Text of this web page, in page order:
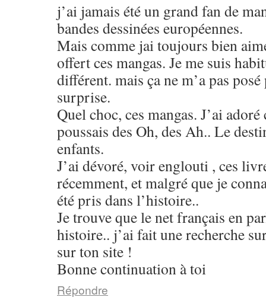
j’ai jamais été un grand fan de
bandes dessinées européennes.
Mais comme jai toujours bien
offert ces mangas. Je me suis
différent. mais ça ne m’a pas
surprise.
Quel choc, ces mangas. J’ai
poussais des Oh, des Ah.. Le
enfants.
J’ai dévoré, voir englouti , ces
récemment, et malgré que je
été pris dans l’histoire..
Je trouve que le net français en
histoire.. j’ai fait une recherche
sur ton site !
Bonne continuation à toi
Répondre